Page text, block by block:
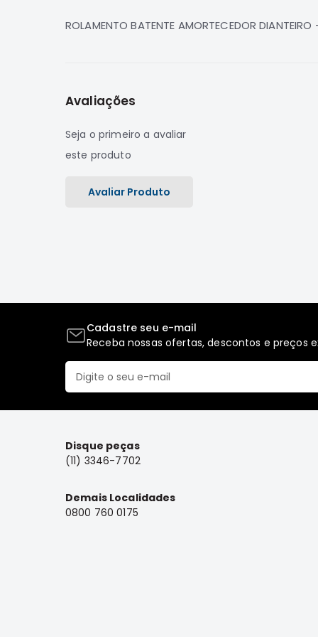
imagens
ROLAMENTO BATENTE AMORTECEDOR
Avaliações
Seja o primeiro a avaliar
este produto
Avaliar Produto
Cadastre seu e-mail
Receba nossas ofertas, descontos e preços
Disque peças
(11) 3346-7702
Demais Localidades
0800 760 0175